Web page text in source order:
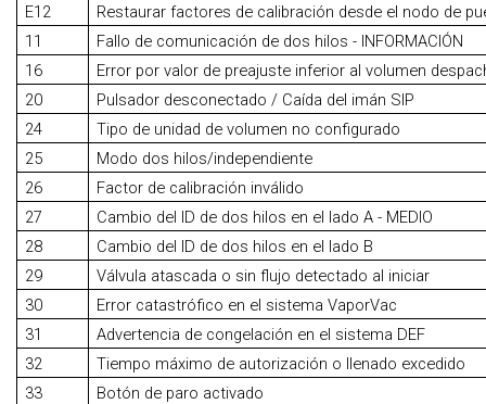
E12
Restaurar factores de calibración desde el nodo de
11
Fallo de comunicación de dos hilos - INFORMACIÓN
16
Error por valor de preajuste inferior al volumen
20
Pulsador desconectado / Caída del imán SIP
24
Tipo de unidad de volumen no configurado
25
Modo dos hilos/independiente
26
Factor de calibración inválido
27
Cambio del ID de dos hilos en el lado A - MEDIO
28
Cambio del ID de dos hilos en el lado B
29
Válvula atascada o sin flujo detectado al iniciar
30
Error catastrófico en el sistema VaporVac
31
Advertencia de congelación en el sistema DEF
32
Tiempo máximo de autorización o llenado excedido
33
Botón de paro activado